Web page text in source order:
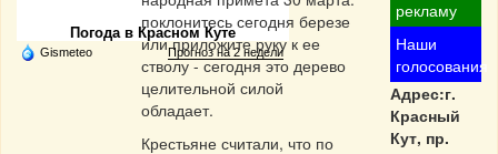
Погода в Красном Куте
Gismeteo Прогноз на 2 недели
поклонитесь сегодня березе
или приложите руку к ее
стволу - сегодня это дерево
целительной силой
обладает.
Крестьяне считали, что по
рекламу
Наши
голосования
Адрес:г.
Красный
Кут, пр.